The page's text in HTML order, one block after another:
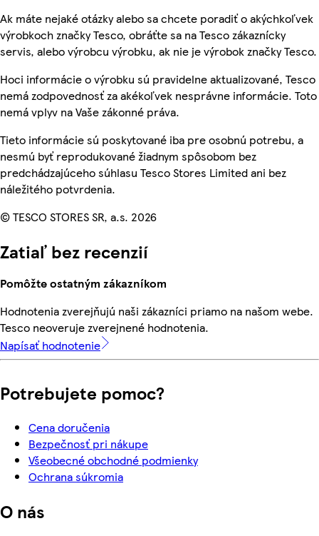
Ak máte nejaké otázky alebo sa chcete poradiť o akýchkoľvek
výrobkoch značky Tesco, obráťte sa na Tesco zákaznícky
servis, alebo výrobcu výrobku, ak nie je výrobok značky Tesco.
Hoci informácie o výrobku sú pravidelne aktualizované, Tesco
nemá zodpovednosť za akékoľvek nesprávne informácie. Toto
nemá vplyv na Vaše zákonné práva.
Tieto informácie sú poskytované iba pre osobnú potrebu, a
nesmú byť reprodukované žiadnym spôsobom bez
predchádzajúceho súhlasu Tesco Stores Limited ani bez
náležitého potvrdenia.
© TESCO STORES SR, a.s. 2026
Zatiaľ bez recenzií
Pomôžte ostatným zákazníkom
Hodnotenia zverejňujú naši zákazníci priamo na našom webe.
Tesco neoveruje zverejnené hodnotenia.
Napísať hodnotenie
Potrebujete pomoc?
Cena doručenia
Bezpečnosť pri nákupe
Všeobecné obchodné podmienky
Ochrana súkromia
O nás